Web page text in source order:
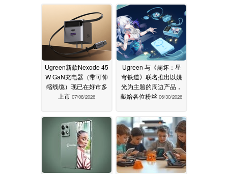
Ugreen新款Nexode 45
W GaN充电器（带可伸
缩线缆）现已在好市多
上市 07/08/2026
Ugreen 与《崩坏：星
穹铁道》联名推出以姚
光为主题的周边产品，
献给各位粉丝 06/30/2026